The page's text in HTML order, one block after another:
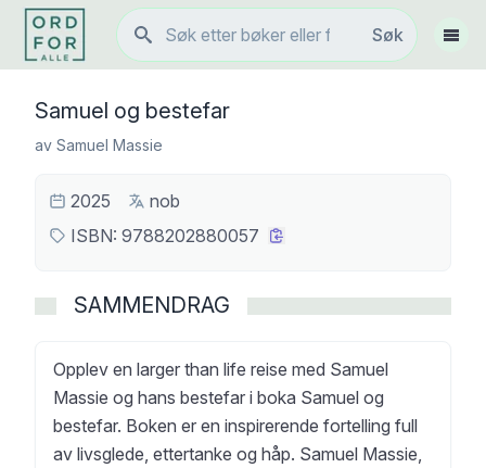
Søk
Søk
Vis
Samuel og bestefar
av Samuel Massie
2025
nob
ISBN: 9788202880057
SAMMENDRAG
Opplev en larger than life reise med Samuel
Massie og hans bestefar i boka Samuel og
bestefar. Boken er en inspirerende fortelling full
av livsglede, ettertanke og håp. Samuel Massie,